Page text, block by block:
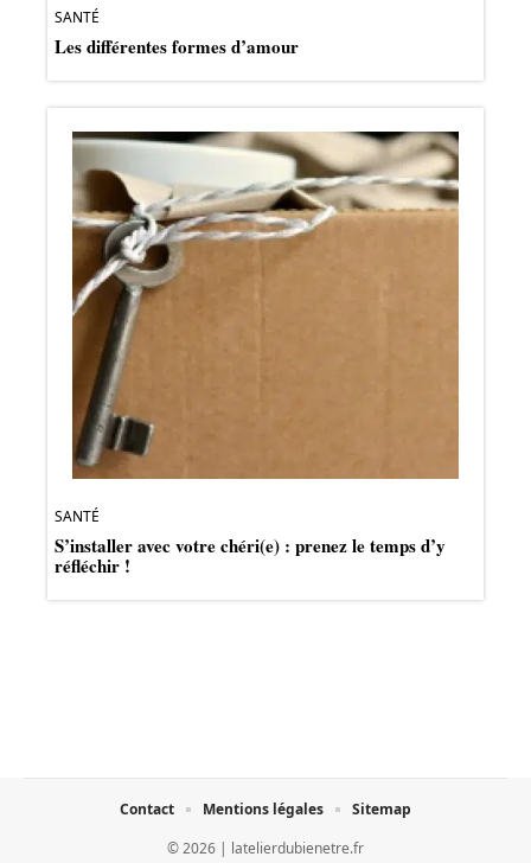
SANTÉ
Les différentes formes d’amour
SANTÉ
S’installer avec votre chéri(e) : prenez le temps d’y
réfléchir !
© 2026 | latelierdubienetre.fr
Contact Mentions légales Sitemap